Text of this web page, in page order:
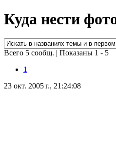
Куда нести
Всего 5 сообщ. | Показаны 1 - 5
1
23 окт. 2005 г., 21:24:08